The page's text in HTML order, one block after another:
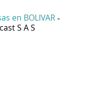
en BOLIVAR -
S A S